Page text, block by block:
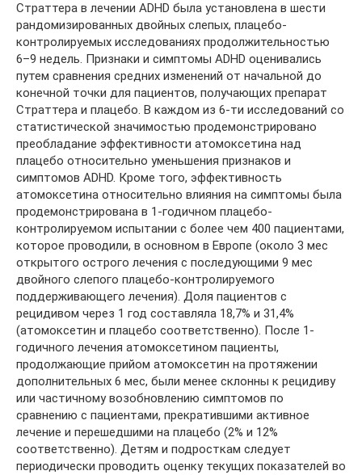
Страттера в лечении ADHD была установлена в шести
рандомизированных двойных слепых, плацебо-
контролируемых исследованиях продолжительностью
6–9 недель. Признаки и симптомы ADHD оценивались
путем сравнения средних изменений от начальной до
конечной точки для пациентов, получающих препарат
Страттера и плацебо. В каждом из 6-ти исследований со
статистической значимостью продемонстрировано
преобладание эффективности атомоксетина над
плацебо относительно уменьшения признаков и
симптомов ADHD. Кроме того, эффективность
атомоксетина относительно влияния на симптомы была
продемонстрирована в 1-годичном плацебо-
контролируемом испытании с более чем 400 пациентами,
которое проводили, в основном в Европе (около 3 мес
открытого острого лечения с последующими 9 мес
двойного слепого плацебо-контролируемого
поддерживающего лечения). Доля пациентов с
рецидивом через 1 год составляла 18,7% и 31,4%
(атомоксетин и плацебо соответственно). После 1-
годичного лечения атомоксетином пациенты,
продолжающие прийом атомоксетин на протяжении
дополнительных 6 мес, были менее склонны к рецидиву
или частичному возобновлению симптомов по
сравнению с пациентами, прекратившими активное
лечение и перешедшими на плацебо (2% и 12%
соответственно). Детям и подросткам следует
периодически проводить оценку текущих показателей во